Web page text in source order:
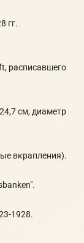
гг.
расписавшего
см, диаметр
вкрапления).
1928.